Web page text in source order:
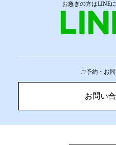
詳しく
お急ぎの方はLINE
ご予約・お
お問い